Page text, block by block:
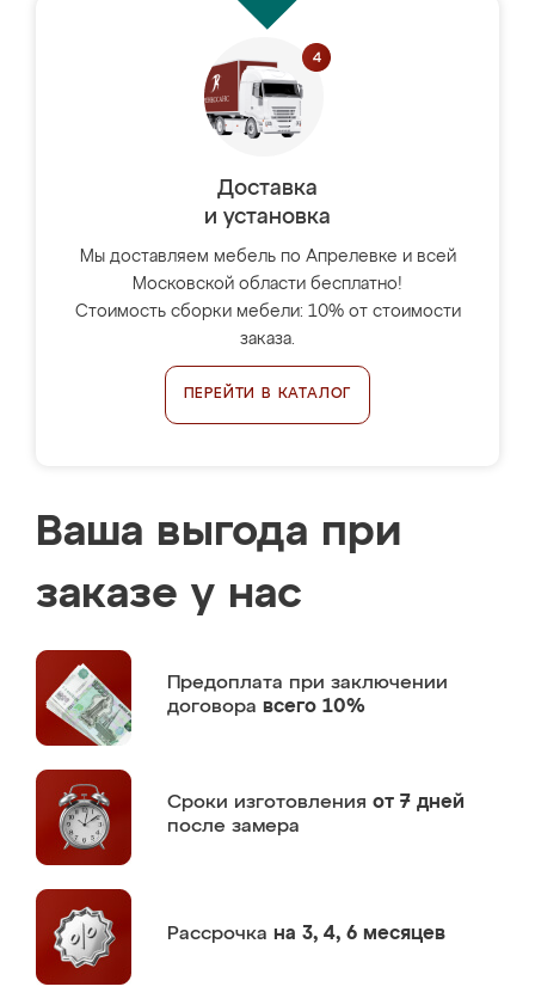
Доставка
и установка
Мы доставляем мебель по Апрелевке и всей
Московской области бесплатно!
Стоимость сборки мебели: 10% от стоимости
заказа.
ПЕРЕЙТИ В КАТАЛОГ
Ваша выгода при
заказе у нас
Предоплата при заключении
договора всего 10%
Сроки изготовления от 7 дней
после замера
Рассрочка на 3, 4, 6 месяцев